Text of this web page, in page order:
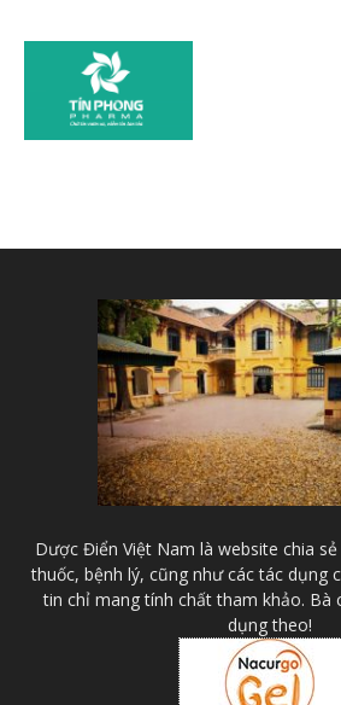
Dược Điển Việt Nam là website chia
thuốc, bệnh lý, cũng như các tác dụng
tin chỉ mang tính chất tham khảo. Bà
dụng theo!